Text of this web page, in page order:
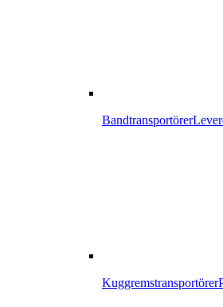
Bandtransportörer
Kuggremstransportörer